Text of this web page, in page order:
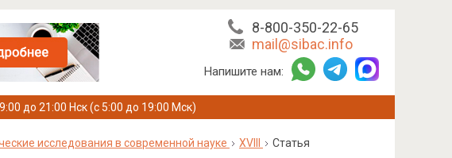
8-800-350-22-65
mail@sibac.info
Напишите нам:
до 21:00 Нск (с 5:00 до 19:00 Мск)
исследования в современной науке XVIII Статья